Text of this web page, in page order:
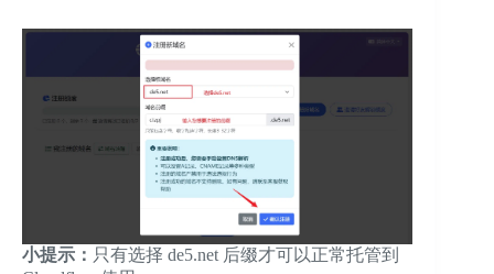
小提示： 只有选择 de5.net 后缀才可以正常托管到